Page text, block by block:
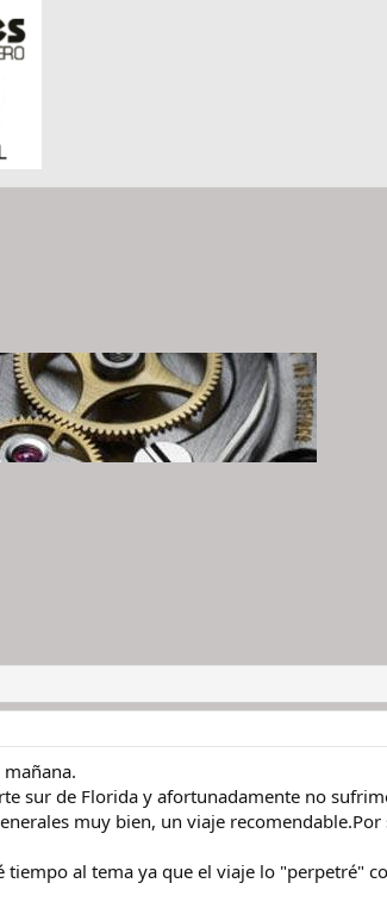
sur de Florida y afortunadamente no
muy bien, un viaje
al tema ya que el viaje lo "perpetré"